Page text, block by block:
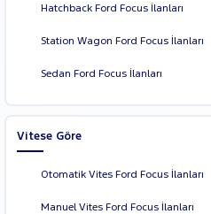
Hatchback Ford Focus İlanları
Station Wagon Ford Focus İlanları
Sedan Ford Focus İlanları
Vitese Göre
Otomatik Vites Ford Focus İlanları
Manuel Vites Ford Focus İlanları